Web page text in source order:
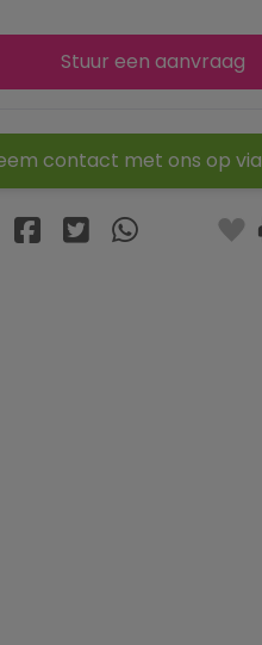
Stuur een aanvraag
contact met ons op via